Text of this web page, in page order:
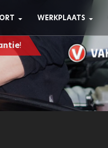
WERKPLAATS
!